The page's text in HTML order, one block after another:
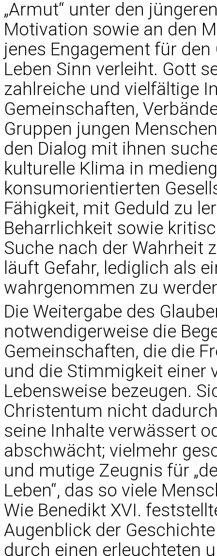
„Armut“ unter den
Motivation sowie an den
jenes Engagement für
Leben Sinn verleiht. Gott
zahlreiche und vielfältige
Gemeinschaften,
Gruppen jungen
den Dialog mit ihnen
kulturelle Klima in
konsumorientierten
Fähigkeit, mit Geduld zu
Beharrlichkeit sowie
Suche nach der Wahrheit
läuft Gefahr, lediglich als
wahrgenommen zu
Die Weitergabe des
notwendigerweise die
Gemeinschaften, die die
und die Stimmigkeit einer
Lebensweise bezeugen.
Christentum nicht
seine Inhalte verwässert
abschwächt; vielmehr
und mutige Zeugnis für
Leben“, das so viele
Wie Benedikt XVI.
Augenblick der
durch einen erleuchteten